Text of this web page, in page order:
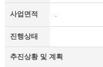
사업면적 .
진행상태
추진상황 및 계획